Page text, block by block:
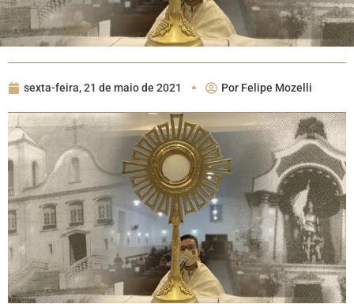
sexta-feira, 21 de maio de 2021 Por Felipe Mozelli